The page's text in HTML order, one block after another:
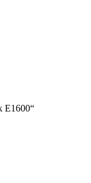
E1600“